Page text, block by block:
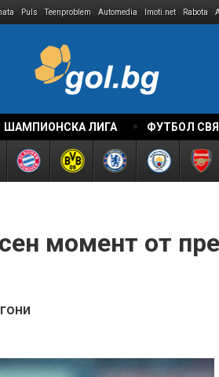
Puls Teenproblem Automedia Imoti.net Rabota
ШАМПИОНСКА ЛИГА ФУТБОЛ
момент от